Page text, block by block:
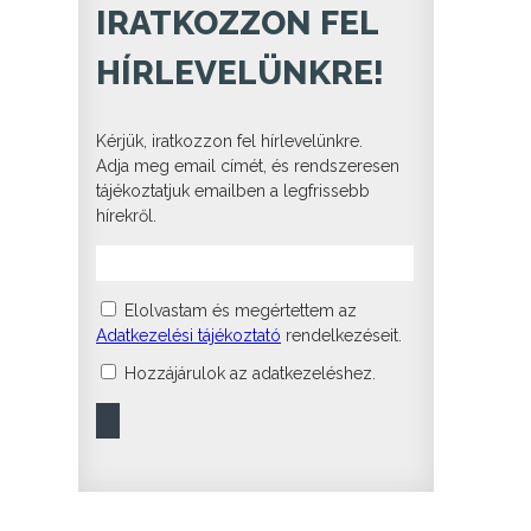
IRATKOZZON FEL
HÍRLEVELÜNKRE!
Kérjük, iratkozzon fel hírlevelünkre.
Adja meg email címét, és rendszeresen
tájékoztatjuk emailben a legfrissebb
hírekről.
Elolvastam és megértettem az
Adatkezelési tájékoztató rendelkezéseit.
Hozzájárulok az adatkezeléshez.